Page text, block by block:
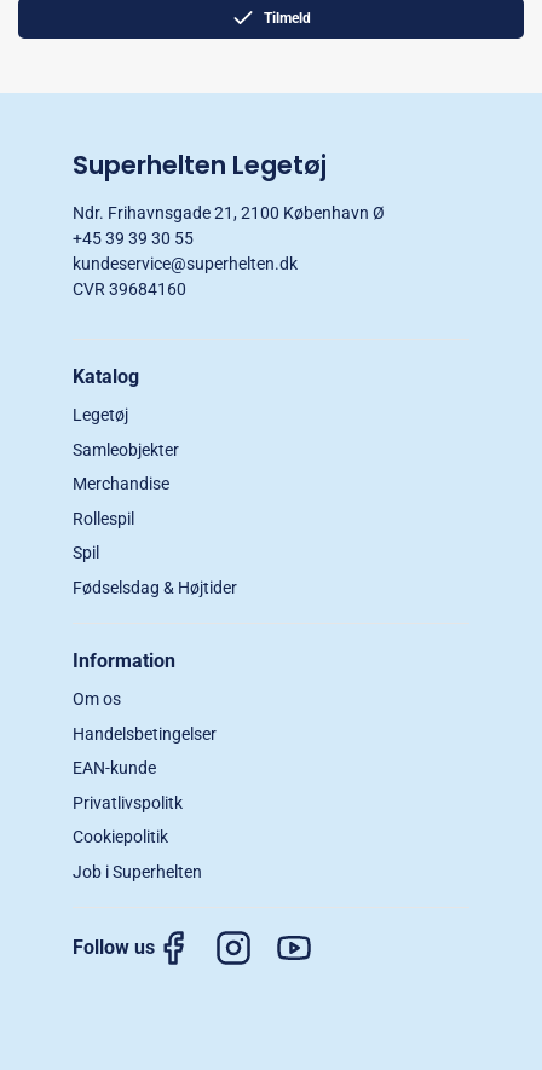
Tilmeld
Superhelten Legetøj
Ndr. Frihavnsgade 21, 2100 København Ø
+45 39 39 30 55
kundeservice@superhelten.dk
CVR 39684160
Katalog
Legetøj
Samleobjekter
Merchandise
Rollespil
Spil
Fødselsdag & Højtider
Information
Om os
Handelsbetingelser
EAN-kunde
Privatlivspolitk
Cookiepolitik
Job i Superhelten
Follow us